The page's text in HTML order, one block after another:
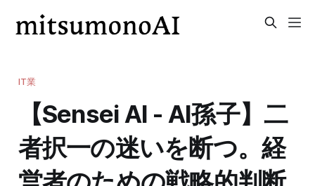
IT業
【Sensei AI - AI孫子】二
者択一の迷いを断つ。経